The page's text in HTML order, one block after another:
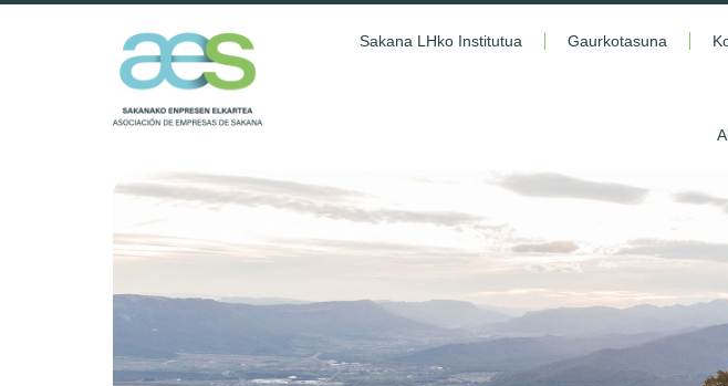
Sakana LHko Institutua Gaurkotasuna